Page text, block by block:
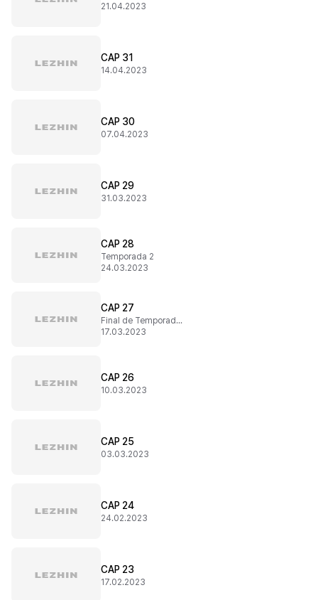
21.04.2023
CAP 31
14.04.2023
CAP 30
07.04.2023
CAP 29
31.03.2023
CAP 28
Temporada 2
24.03.2023
CAP 27
Final de Temporada 1
17.03.2023
CAP 26
10.03.2023
CAP 25
03.03.2023
CAP 24
24.02.2023
CAP 23
17.02.2023